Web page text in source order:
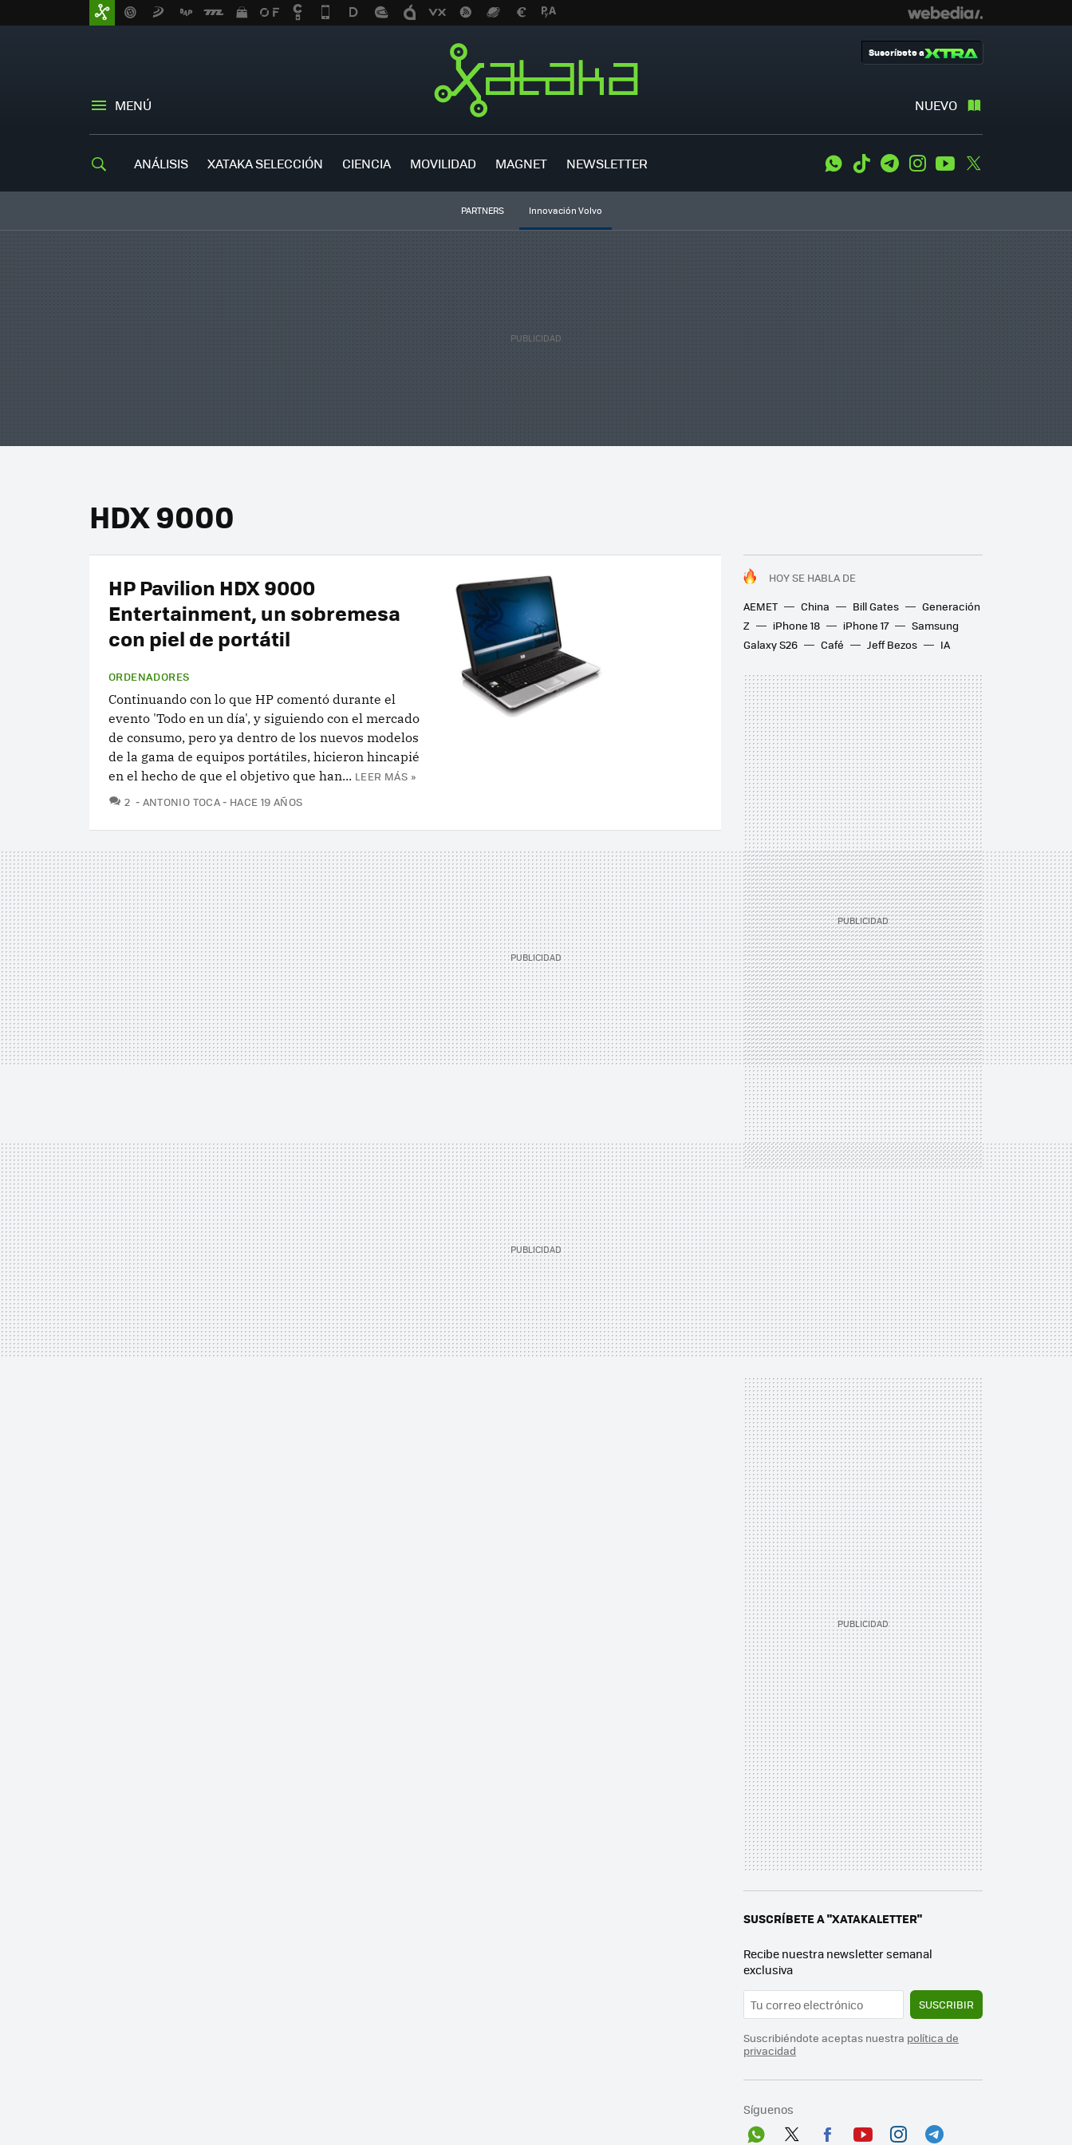
MENÚ NUEVO
Suscríbete a
ANÁLISIS XATAKA SELECCIÓN CIENCIA MOVILIDAD MAGNET NEWSLETTER WhatsApp
Tiktok TelegramInstagramYoutube
PARTNERS Innovación Volvo
HDX 9000
HOY SE HABLA DE
AEMET
China Bill Gates
Generación
Z
iPhone 18 iPhone 17
Samsung
Galaxy S26
Café Jeff Bezos IA
HP Pavilion HDX 9000
Entertainment, un sobremesa
con piel de portátil
ORDENADORES
Continuando con lo que HP comentó durante el
evento 'Todo en un día', y siguiendo con el mercado
de consumo, pero ya dentro de los nuevos modelos
de la gama de equipos portátiles, hicieron hincapié
en el hecho de que el objetivo que han... LEER MÁS »
2 COMENTARIOS
ANTONIO TOCA HACE 19 AÑOS
SUSCRÍBETE A "XATAKALETTER"
Recibe nuestra newsletter semanal
exclusiva
SUSCRIBIR
Suscribiéndote aceptas nuestra política de
privacidad
Síguenos